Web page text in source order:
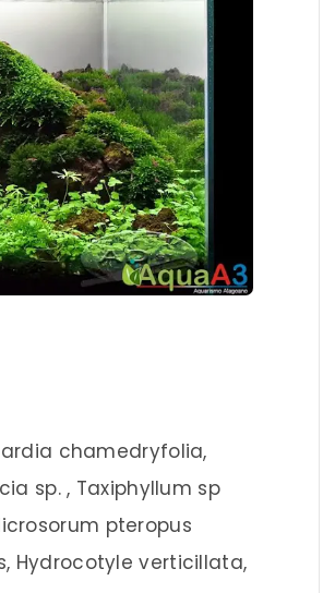
chamedryfolia,
sp. , Taxiphyllum sp
pteropus
Hydrocotyle verticillata,